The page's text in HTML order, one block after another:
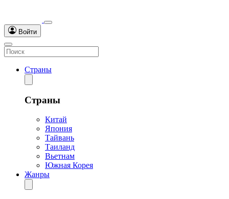
Войти
Страны
Страны
Китай
Япония
Тайвань
Таиланд
Вьетнам
Южная Корея
Жанры